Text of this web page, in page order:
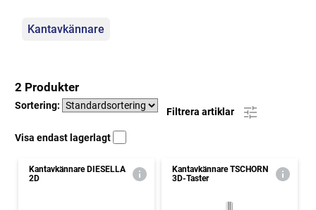
Kategorier
Kantavkännare
2 Produkter
Sortering:
Filtrera artiklar
Visa endast lagerlagt
Kantavkännare DIESELLA
2D
Kantavkännare TSCHORN
3D-Taster